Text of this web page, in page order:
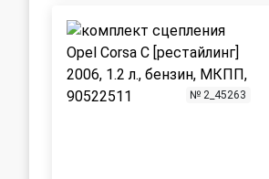
№ 2_45263